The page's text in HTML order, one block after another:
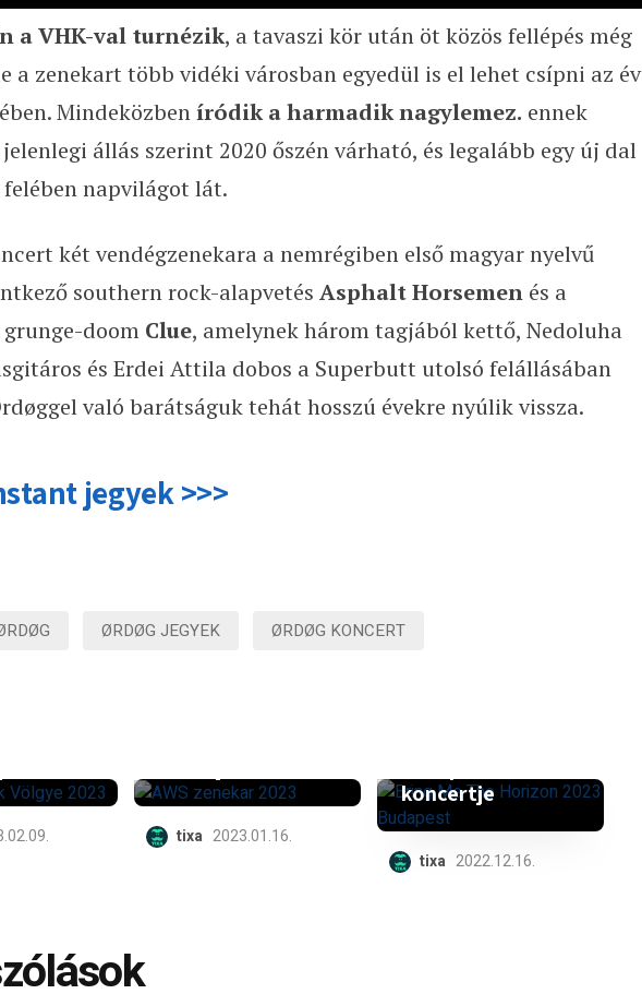
a VHK-val turnézik, a tavaszi kör után öt közös fellépés még
a zenekart több vidéki városban egyedül is el lehet csípni az év
Mindeközbeníródik a harmadik nagylemez. ennek
állás szerint 2020 őszén várható, és legalább egy új dal
felében napvilágot lát.
két vendégzenekara a nemrégiben első magyar nyelvű
southern rock-alapvetés Asphalt Horsemenés a
doom Clue, amelynek három tagjából kettő, Nedoluha
és Erdei Attila dobos a Superbutt utolsó felállásában
való barátságuk tehát hosszú évekre nyúlik vissza.
jegyek >>>
ØRDØG JEGYEK ØRDØG KONCERT
tixa 2023.01.16.
koncertje
tixa 2022.12.16.